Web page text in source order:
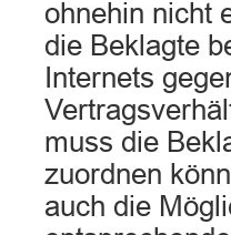
ohnehin nicht
die Beklagte
Internets
muss die
zuordnen
auch die